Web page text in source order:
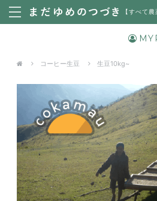
【すべて農
コーヒー生豆 生豆10kg~